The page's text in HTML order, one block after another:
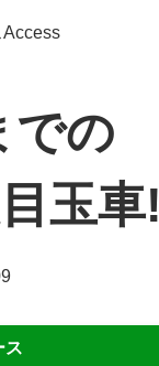
Access
での
玉車!
ス